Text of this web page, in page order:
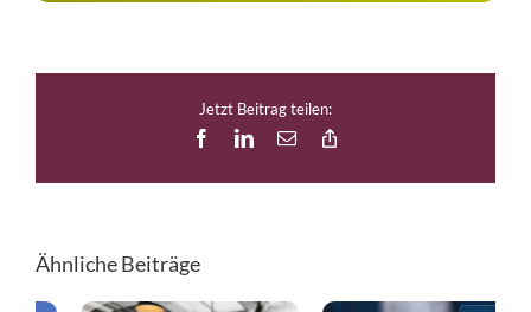
Jetzt Beitrag teilen:
FacebookLinkedIn
E-
Ähnliche Beiträge